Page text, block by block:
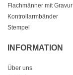
Flachmänner mit Gravur
Kontrollarmbänder
Stempel
INFORMATION
Über uns